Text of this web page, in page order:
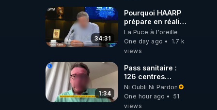
34:31
Pourquoi HAARP
prépare en réalité
un CHAOS
climatique, on
répond
La Puce à l'oreille
One day ago
1.7 k
views
1:34
Pass sanitaire :
126 centres
commerciaux
concernés par
l'obligation dans
Ni Oubli Ni Pardon
One hour ago
51
views